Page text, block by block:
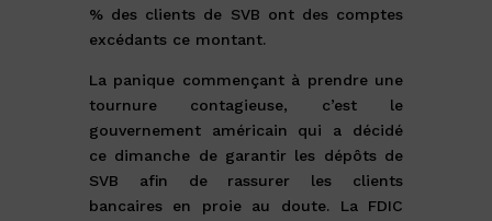
% des clients de SVB ont des comptes
excédants ce montant.
La panique commençant à prendre une
tournure contagieuse, c’est le
gouvernement américain qui a décidé
ce dimanche de garantir les dépôts de
SVB afin de rassurer les clients
bancaires en proie au doute. La FDIC